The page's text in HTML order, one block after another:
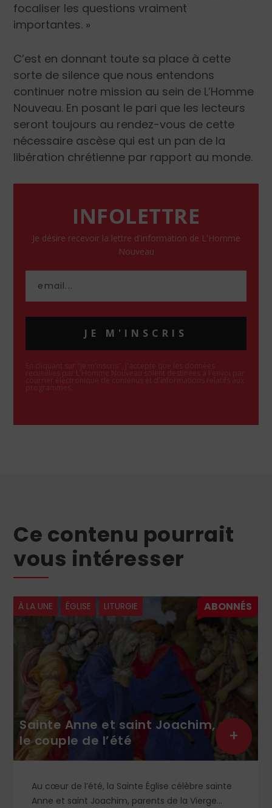
focaliser les questions vraiment
importantes. »
C’est en donnant toute sa place à cette
sorte de silence que nous entendons
continuer notre mission au sein de L’Homme
Nouveau. En posant le pari que les lecteurs
seront toujours au rendez-vous de cette
nécessaire ascèse qui est un pan de la
libération chrétienne par rapport au monde.
INFOLETTRE
Je désire recevoir la lettre d'information de L'Homme
Nouveau
JE M'INSCRIS
En cliquant sur "Je m'inscris", j'accepte que les données
recueillies par L'Homme Nouveau soient destinées à l'envoi par
courrier électronique de contenus et d'informations relatifs aux
programmes.
Ce contenu pourrait
vous intéresser
À LA UNE ÉGLISE LITURGIE
Sainte Anne et saint Joachim,
le couple de l’été
Au cœur de l’été, la Sainte Église célèbre sainte
Anne et saint Joachim, parents de la Vierge
+